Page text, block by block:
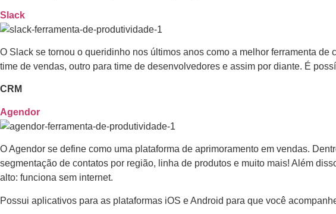
Slack
O Slack se tornou o queridinho nos últimos anos como a melhor ferramenta
time de vendas, outro para time de desenvolvedores e assim por diante. É
CRM
Agendor
O Agendor se define como uma plataforma de aprimoramento em vendas.
segmentação de contatos por região, linha de produtos e muito mais! Além
alto: funciona sem internet.
Possui aplicativos para as plataformas iOS e Android para que você